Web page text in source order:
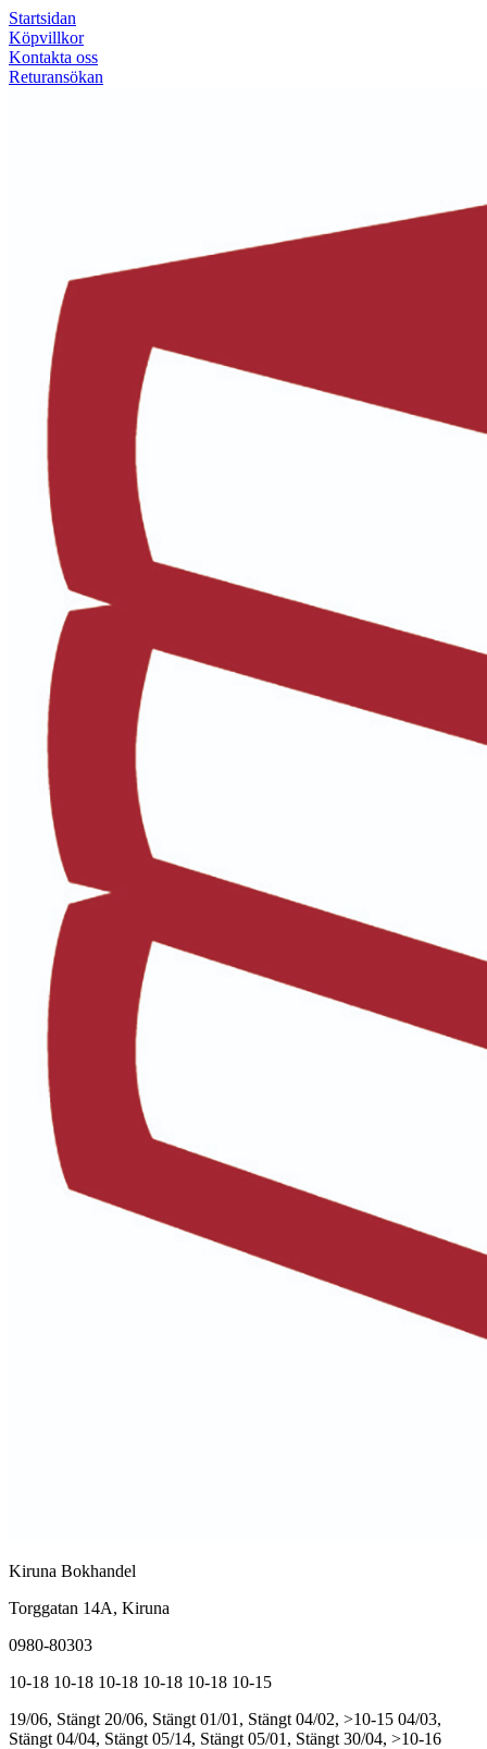
Startsidan
Köpvillkor
Kontakta oss
Returansökan
Kiruna Bokhandel
Torggatan 14A, Kiruna
0980-80303
10-18 10-18 10-18 10-18 10-18 10-15
19/06, Stängt 20/06, Stängt 01/01, Stängt 04/02, >10-15 04/03,
Stängt 04/04, Stängt 05/14, Stängt 05/01, Stängt 30/04, >10-16